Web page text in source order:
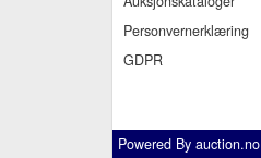
Personvernerklæring
GDPR
Powered By auction.no